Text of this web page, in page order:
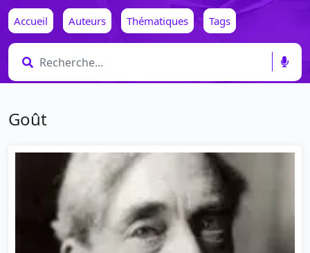
Accueil Auteurs Thématiques Tags
Goût